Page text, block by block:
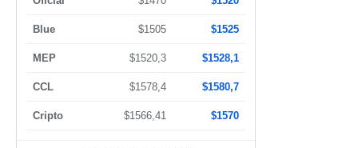
Blue $1505 $1525
MEP $1520,3 $1528,1
CCL $1578,4 $1580,7
Cripto $1566,41 $1570